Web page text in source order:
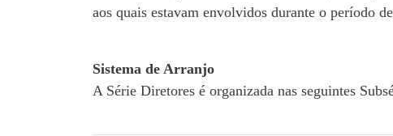
aos quais estavam envolvidos durante o período
Sistema de Arranjo
A Série Diretores é organizada nas seguintes